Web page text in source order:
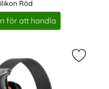
Röd
för att handla